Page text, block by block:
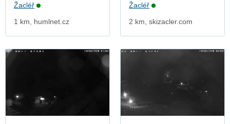
Žacléř
1 km, humlnet.cz
Žacléř
2 km, skizacler.com